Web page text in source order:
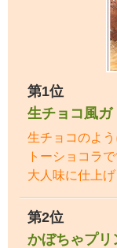
第1位
生チョコ風ガ
生チョコのよ
トーショコラ
大人味に仕上げ
第2位
かぼちゃプリ